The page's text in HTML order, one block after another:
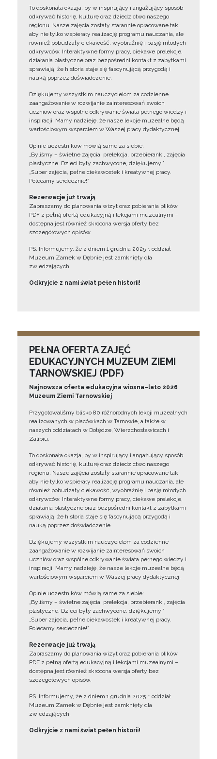
To doskonała okazja, by w inspirujący i angażujący sposób
odkrywać historię, kulturę oraz dziedzictwo naszego
regionu. Nasze zajęcia zostały starannie opracowane tak,
aby nie tylko wspierały realizację programu nauczania, ale
również pobudzały ciekawość, wyobraźnię i pasję młodych
odkrywców. Interaktywne formy pracy, ciekawe prelekcje,
działania plastyczne oraz bezpośredni kontakt z zabytkami
sprawiają, że historia staje się fascynującą przygodą i
nauką poprzez doświadczenie.
Dziękujemy wszystkim nauczycielom za codzienne
zaangażowanie w rozwijanie zainteresowań swoich
uczniów oraz wspólne odkrywanie świata pełnego wiedzy i
inspiracji. Mamy nadzieję, że nasze lekcje muzealne będą
wartościowym wsparciem w Waszej pracy dydaktycznej.
Opinie uczestników mówią same za siebie:
„Byliśmy – świetne zajęcia, prelekcja, przebieranki, zajęcia
plastyczne. Dzieci były zachwycone, dziękujemy!”
„Super zajęcia, pełne ciekawostek i kreatywnej pracy.
Polecamy serdecznie!”
Rezerwacje już trwają
Zapraszamy do planowania wizyt oraz pobierania plików
PDF z pełną ofertą edukacyjną i lekcjami muzealnymi –
dostępna jest również skrócona wersja oferty bez
szczegółowych opisów.
PS. Informujemy, że z dniem 1 grudnia 2025 r. oddział
Muzeum Zamek w Dębnie jest zamknięty dla
zwiedzających.
Odkryjcie z nami świat pełen historii!
PEŁNA OFERTA ZAJĘĆ
EDUKACYJNYCH MUZEUM ZIEMI
TARNOWSKIEJ (PDF)
Najnowsza oferta edukacyjna wiosna–lato 2026
Muzeum Ziemi Tarnowskiej
Przygotowaliśmy blisko 80 różnorodnych lekcji muzealnych
realizowanych w placówkach w Tarnowie, a także w
naszych oddziałach w Dołędze, Wierzchosławicach i
Zalipiu.
To doskonała okazja, by w inspirujący i angażujący sposób
odkrywać historię, kulturę oraz dziedzictwo naszego
regionu. Nasze zajęcia zostały starannie opracowane tak,
aby nie tylko wspierały realizację programu nauczania, ale
również pobudzały ciekawość, wyobraźnię i pasję młodych
odkrywców. Interaktywne formy pracy, ciekawe prelekcje,
działania plastyczne oraz bezpośredni kontakt z zabytkami
sprawiają, że historia staje się fascynującą przygodą i
nauką poprzez doświadczenie.
Dziękujemy wszystkim nauczycielom za codzienne
zaangażowanie w rozwijanie zainteresowań swoich
uczniów oraz wspólne odkrywanie świata pełnego wiedzy i
inspiracji. Mamy nadzieję, że nasze lekcje muzealne będą
wartościowym wsparciem w Waszej pracy dydaktycznej.
Opinie uczestników mówią same za siebie:
„Byliśmy – świetne zajęcia, prelekcja, przebieranki, zajęcia
plastyczne. Dzieci były zachwycone, dziękujemy!”
„Super zajęcia, pełne ciekawostek i kreatywnej pracy.
Polecamy serdecznie!”
Rezerwacje już trwają
Zapraszamy do planowania wizyt oraz pobierania plików
PDF z pełną ofertą edukacyjną i lekcjami muzealnymi –
dostępna jest również skrócona wersja oferty bez
szczegółowych opisów.
PS. Informujemy, że z dniem 1 grudnia 2025 r. oddział
Muzeum Zamek w Dębnie jest zamknięty dla
zwiedzających.
Odkryjcie z nami świat pełen historii!